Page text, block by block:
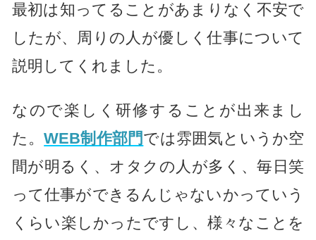
最初は知ってることがあまりなく不安で
したが、周りの人が優しく仕事について
説明してくれました。
なので楽しく研修することが出来まし
た。WEB制作部門では雰囲気というか空
間が明るく、オタクの人が多く、毎日笑
って仕事ができるんじゃないかっていう
くらい楽しかったですし、様々なことを